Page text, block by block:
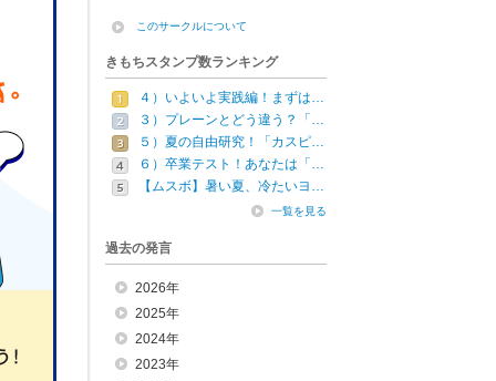
このサークルについて
きもちスタンプ数ランキング
４）いよいよ実践編！まずは…
３）プレーンとどう違う？「…
５）夏の自由研究！「カスピ…
６）卒業テスト！あなたは「…
【ムスボ】暑い夏、冷たいヨ…
一覧を見る
過去の発言
2026年
2025年
2024年
2023年